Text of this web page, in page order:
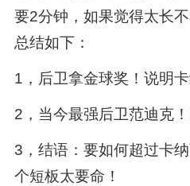
要2分钟，如果觉得太长
总结如下：
1，后卫拿金球奖！说明
2，当今最强后卫范迪克
3，结语：要如何超过卡
个短板太要命！